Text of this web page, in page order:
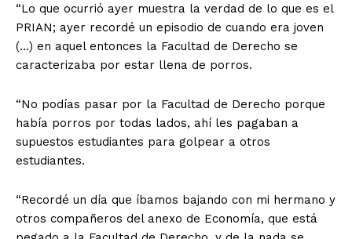
“Lo que ocurrió ayer muestra la verdad de lo que es el
PRIAN; ayer recordé un episodio de cuando era joven
(…) en aquel entonces la Facultad de Derecho se
caracterizaba por estar llena de porros.
“No podías pasar por la Facultad de Derecho porque
había porros por todas lados, ahí les pagaban a
supuestos estudiantes para golpear a otros
estudiantes.
“Recordé un día que íbamos bajando con mi hermano y
otros compañeros del anexo de Economía, que está